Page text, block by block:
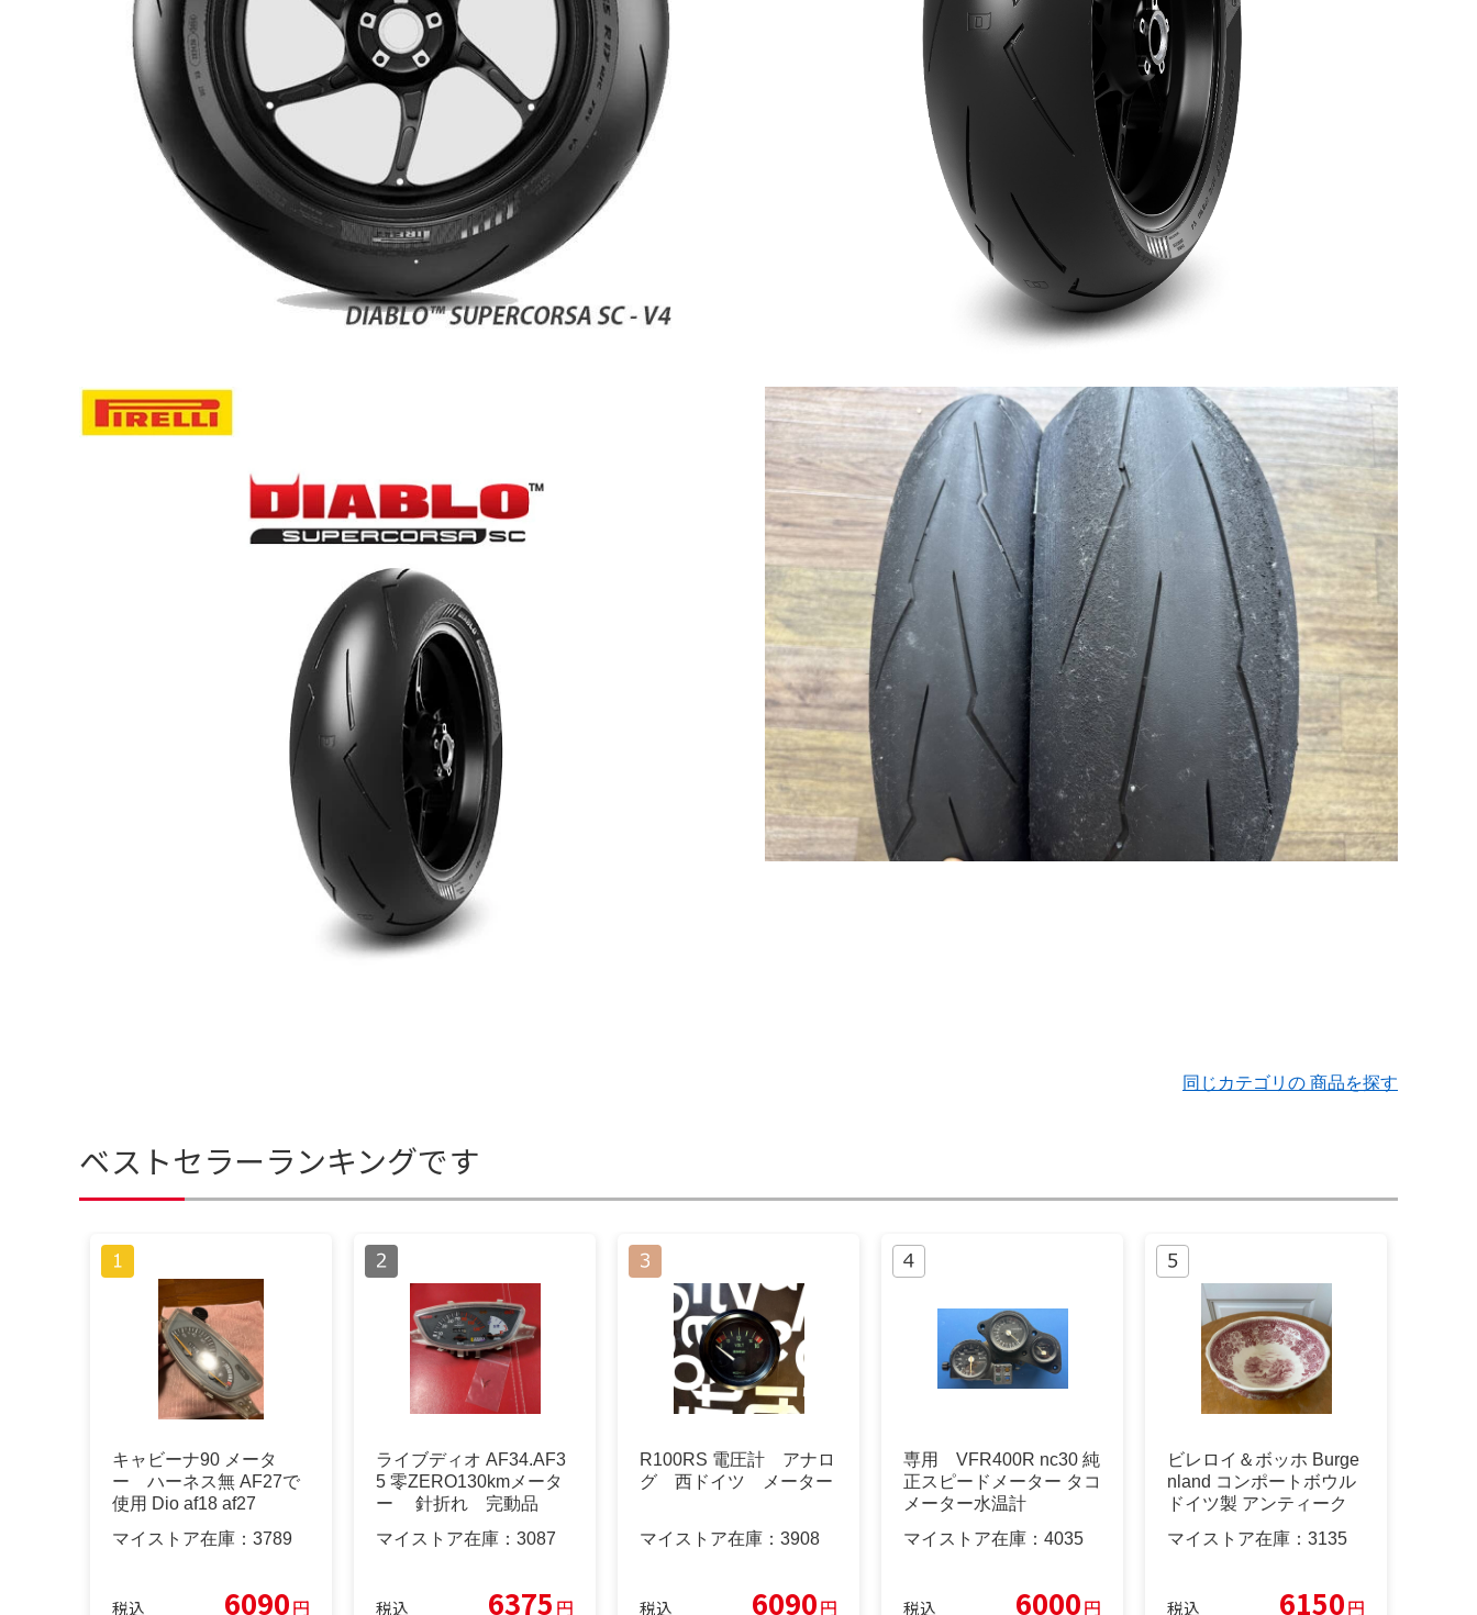
同じカテゴリの 商品を探す
ベストセラーランキングです
キャビーナ90 メータ
ー ハーネス無 AF27で
使用 Dio af18 af27
マイストア在庫： 3789
税込 6090円
ライブディオ AF34.AF3
5 零ZERO130kmメータ
ー 針折れ 完動品
マイストア在庫： 3087
税込 6375 円
R100RS 電圧計 アナロ
グ 西ドイツ メーター
マイストア在庫： 3908
税込 6090円
専用 VFR400R nc30 純
正スピードメーター タコ
メーター水温計
マイストア在庫： 4035
税込 6000円
ビレロイ＆ボッホ Burge
nland コンポートボウル
ドイツ製 アンティーク
マイストア在庫： 3135
税込 6150円